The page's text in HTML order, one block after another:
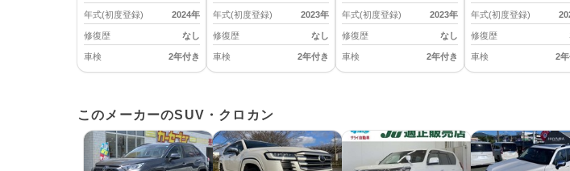
年式(初度登録) 2024年
修復歴 なし
車検 2年付き
年式(初度登録) 2023年
修復歴 なし
車検 2年付き
年式(初度登録) 2023年
修復歴 なし
車検 2年付き
年式(初度登録)
修復歴
車検 2年
このメーカーのSUV・クロカン